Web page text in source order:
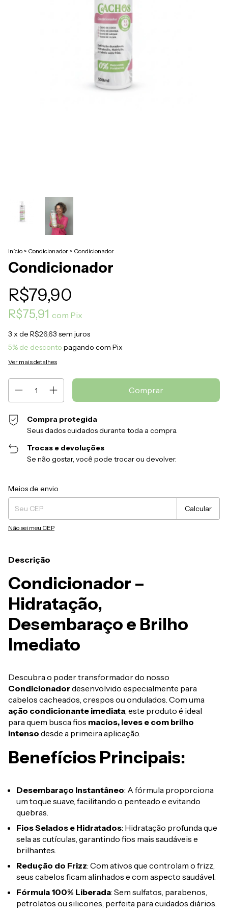
Início > Condicionador > Condicionador
Condicionador
R$79,90
R$75,91 com Pix
3 x de R$26,63 sem juros
5% de desconto pagando com Pix
Ver mais detalhes
Compra protegida
Seus dados cuidados durante toda a compra.
Trocas e devoluções
Se não gostar, você pode trocar ou devolver.
Entregas para o CEP:
Meios de envio
Calcular
Não sei meu CEP
Descrição
Condicionador –
Hidratação,
Desembaraço e Brilho
Imediato
Descubra o poder transformador do nosso
Condicionador desenvolvido especialmente para
cabelos cacheados, crespos ou ondulados. Com uma
ação condicionante imediata, este produto é ideal
para quem busca fios macios, leves e com brilho
intenso desde a primeira aplicação.
Benefícios Principais:
Desembaraço Instantâneo: A fórmula proporciona
um toque suave, facilitando o penteado e evitando
quebras.
Fios Selados e Hidratados: Hidratação profunda que
sela as cutículas, garantindo fios mais saudáveis e
brilhantes.
Redução do Frizz: Com ativos que controlam o frizz,
seus cabelos ficam alinhados e com aspecto saudável.
Fórmula 100% Liberada: Sem sulfatos, parabenos,
petrolatos ou silicones, perfeita para cuidados diários.